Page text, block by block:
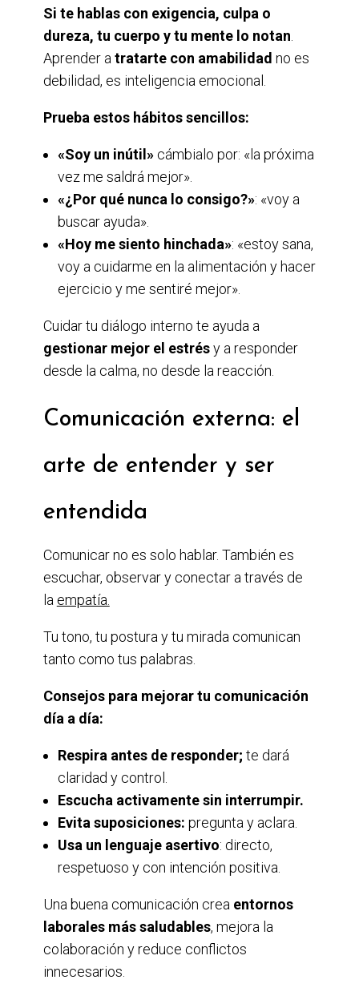
Si te hablas con exigencia, culpa o
dureza, tu cuerpo y tu mente lo notan
Aprender a tratarte con amabilidad no es
debilidad, es inteligencia emocional.
Prueba estos hábitos sencillos:
«Soy un inútil»cámbialo por: «la próxima
vez me saldrá mejor».
«¿Por qué nunca lo consigo?»: «voy a
buscar ayuda».
«Hoy me siento hinchada»: «estoy sana,
voy a cuidarme en la alimentación y hacer
ejercicio y me sentiré mejor».
Cuidar tu diálogo interno te ayuda a
gestionar mejor el estrésy a responder
desde la calma, no desde la reacción.
Comunicación externa: el
arte de entender y ser
entendida
Comunicar no es solo hablar. También es
escuchar, observar y conectar a través de
la empatía.
Tu tono, tu postura y tu mirada comunican
tanto como tus palabras.
Consejos para mejorar tu comunicación
día a día:
Respira antes de responder; te dará
claridad y control.
Escucha activamente sin interrumpir.
Evita suposiciones: pregunta y aclara.
Usa un lenguaje asertivo: directo,
respetuoso y con intención positiva.
Una buena comunicación crea entornos
laborales más saludables, mejora la
colaboración y reduce conflictos
innecesarios.